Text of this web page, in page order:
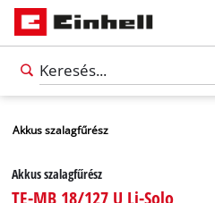
Akkus szalagfűrész
Akkus szalagfűrész
TE-MB 18/127 U Li-Solo